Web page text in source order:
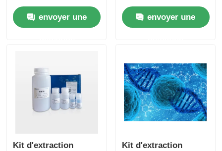
envoyer une envoyer une
Kit d'extraction
Kit d'extraction